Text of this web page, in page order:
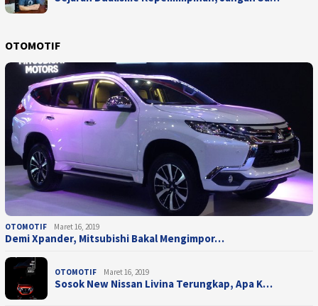
OTOMOTIF
OTOMOTIF Maret 16, 2019
Demi Xpander, Mitsubishi Bakal Mengimpor…
OTOMOTIF Maret 16, 2019
Sosok New Nissan Livina Terungkap, Apa K…